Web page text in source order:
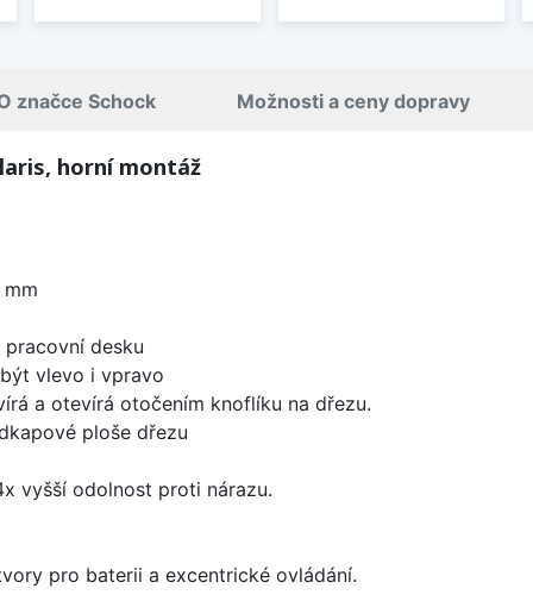
značce Schock Možnosti a ceny dopravy
horní montáž
desku
vlevo i vpravo
a otevírá otočením knoflíku na dřezu.
ploše dřezu
vyšší odolnost proti nárazu.
pro baterii a excentrické ovládání.